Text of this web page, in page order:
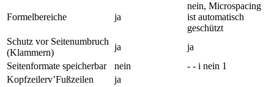
Formelbereiche ja
nein, Microspacing
ist automatisch
geschützt
Schutz vor Seitenumbruch
(Klammern)
ja
ja
Seitenformate speicherbar
nein
- - i nein 1
Kopfzeilerv’Fußzeilen
ja